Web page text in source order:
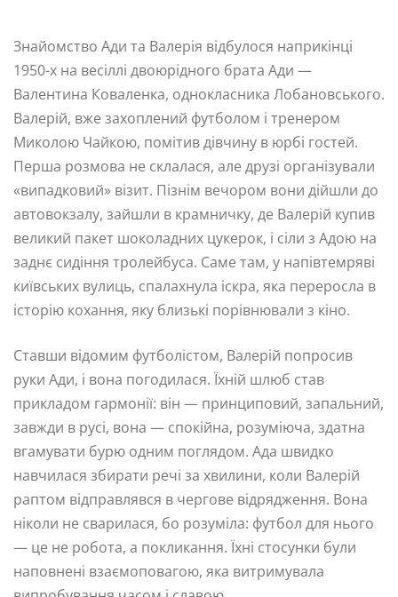
Знайомство Ади та Валерія відбулося наприкінці
1950-х на весіллі двоюрідного брата Ади —
Валентина Коваленка, однокласника Лобановського.
Валерій, вже захоплений футболом і тренером
Миколою Чайкою, помітив дівчину в юрбі гостей.
Перша розмова не склалася, але друзі організували
«випадковий» візит. Пізнім вечором вони дійшли до
автовокзалу, зайшли в крамничку, де Валерій купив
великий пакет шоколадних цукерок, і сіли з Адою на
заднє сидіння тролейбуса. Саме там, у напівтемряві
київських вулиць, спалахнула іскра, яка переросла в
історію кохання, яку близькі порівнювали з кіно.
Ставши відомим футболістом, Валерій попросив
руки Ади, і вона погодилася. Їхній шлюб став
прикладом гармонії: він — принциповий, запальний,
завжди в русі, вона — спокійна, розуміюча, здатна
вгамувати бурю одним поглядом. Ада швидко
навчилася збирати речі за хвилини, коли Валерій
раптом відправлявся в чергове відрядження. Вона
ніколи не сварилася, бо розуміла: футбол для нього
— це не робота, а покликання. Їхні стосунки були
наповнені взаємоповагою, яка витримувала